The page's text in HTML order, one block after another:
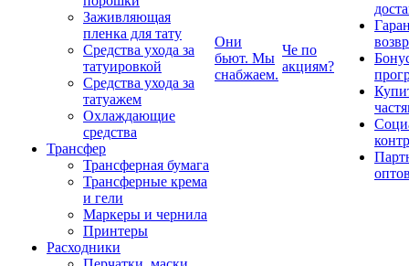
Заживляющая
пленка для тату
Средства ухода за
татуировкой
Средства ухода за
татуажем
Охлаждающие
средства
Трансфер
Трансферная бумага
Трансферные крема
и гели
Маркеры и чернила
Принтеры
Расходники
Они
бьют. Мы
снабжаем.
Че по
акциям?